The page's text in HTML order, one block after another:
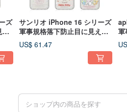
ズ
え
1
サンリオ iPhone 16 シリーズ
軍事規格落下防止目に見えな
いスタンド磁気電話ケース -
複数の写真が利用可能 2
US$ 61.47
軍
ド